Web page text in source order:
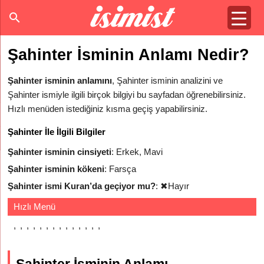
Şahinter İsminin Anlamı Nedir?
Şahinter isminin anlamını, Şahinter isminin analizini ve
Şahinter ismiyle ilgili birçok bilgiyi bu sayfadan öğrenebilirsiniz.
Hızlı menüden istediğiniz kısma geçiş yapabilirsiniz.
Şahinter İle İlgili Bilgiler
Şahinter isminin cinsiyeti: Erkek, Mavi
Şahinter isminin kökeni: Farsça
Şahinter ismi Kuran’da geçiyor mu?: ✖Hayır
Hızlı Menü